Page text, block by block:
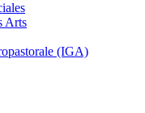
Arts
(IGA)